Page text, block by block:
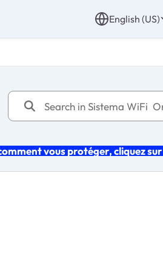
English (US)
vous protéger, cliquez sur